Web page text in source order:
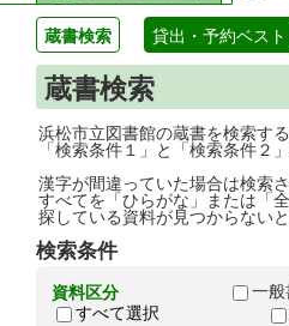
蔵書検索 貸出・予約ベスト
蔵書検索
浜松市立図書館の蔵書を検索す
「検索条件１」と「検索条件２
漢字が間違っていた場合は検索
すべてを「ひらがな」または「
探している資料が見つからない
検索条件
資料区分
すべて選択
一